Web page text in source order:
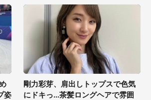
姿
剛力彩芽、肩出しトップスで色気
にドキっ...茶髪ロングヘアで雰囲